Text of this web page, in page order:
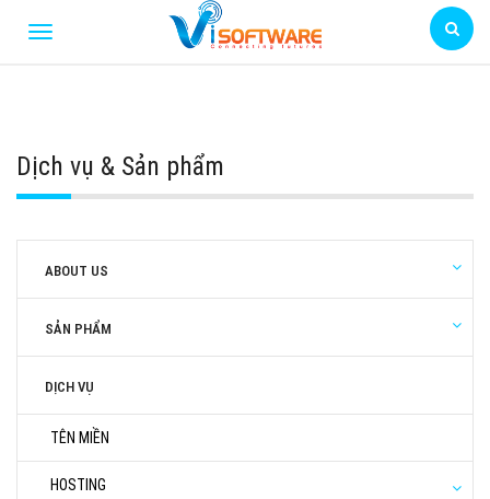
Dịch vụ & Sản phẩm
ABOUT US
SẢN PHẨM
DỊCH VỤ
TÊN MIỀN
HOSTING